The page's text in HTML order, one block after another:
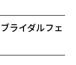
ライダルフェ